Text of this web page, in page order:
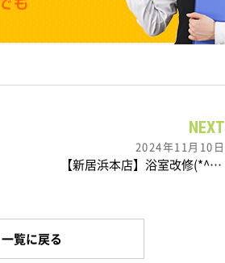
NEXT
2024年11月10日
【新居浜本店】浴室改修(*^-^*)
一覧に戻る